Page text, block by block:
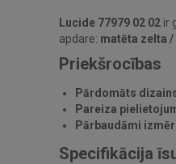
Lucide 77979 02 02 ir
apdare: matēta zelta
Priekšrocības
Pārdomāts
Pareiza
Pārbaudāmi
Specifikācija